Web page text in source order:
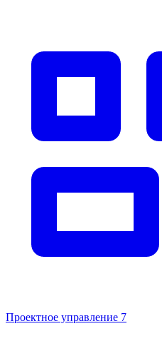
Проектное управление 7